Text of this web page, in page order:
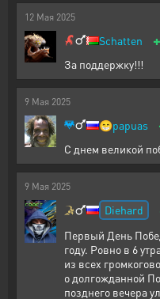
12 Мая 2025
Schatten +
За поддержку!!!
9 Мая 2025
😁papuas
С днем великой
9 Мая 2025
Diehard
Первый День
году. Ровно в 6
из всех
о долгожданной
позднего вечера